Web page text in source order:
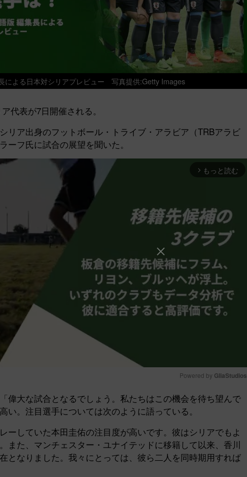
による日本対シリアプレビュー 写真提供:Getty Images
代表が7日開催される。
リア出身のフットボール・トライブ・アラビア（TRBアラビ
ーフ氏に試合の展望を聞いた。
arrow_forward_ios もっと読む
Mute
Powered by GliaStudios
偉大な試合となるでしょう。私たちはこの機会を待ち望んで
い。注目選手については次のように語っている。
ーしていた本田圭佑の注目度が高いです。彼はシリアでもよ
また、マンチェスター・ユナイテッドに移籍して以来、香川
となりました。我々にとっては、彼ら二人を同時期用すれば